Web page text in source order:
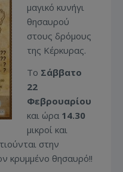
μαγικό κυνήγι
θησαυρού
στους δρόμους
της Κέρκυρας.
Το Σάββατο
22
Φεβρουαρίου
και ώρα 14.30
μικροί και
στην
κρυμμένο θησαυρό!!